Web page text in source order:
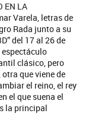
EN LA
Varela, letras de
Rada junto a su
del 17 al 26 de
espectáculo
clásico, pero
que viene de
el reino, el rey
el que suena el
la principal